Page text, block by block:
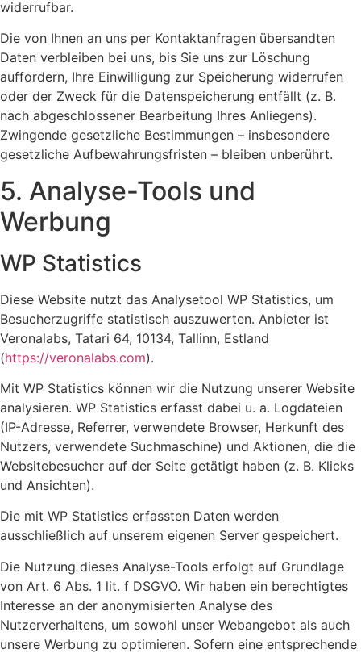
widerrufbar.
Die von Ihnen an uns per Kontaktanfragen übersandten
Daten verbleiben bei uns, bis Sie uns zur Löschung
auffordern, Ihre Einwilligung zur Speicherung widerrufen
oder der Zweck für die Datenspeicherung entfällt (z. B.
nach abgeschlossener Bearbeitung Ihres Anliegens).
Zwingende gesetzliche Bestimmungen – insbesondere
gesetzliche Aufbewahrungsfristen – bleiben unberührt.
5. Analyse-Tools und
Werbung
WP Statistics
Diese Website nutzt das Analysetool WP Statistics, um
Besucherzugriffe statistisch auszuwerten. Anbieter ist
Veronalabs, Tatari 64, 10134, Tallinn, Estland
(https://veronalabs.com).
Mit WP Statistics können wir die Nutzung unserer Website
analysieren. WP Statistics erfasst dabei u. a. Logdateien
(IP-Adresse, Referrer, verwendete Browser, Herkunft des
Nutzers, verwendete Suchmaschine) und Aktionen, die die
Websitebesucher auf der Seite getätigt haben (z. B. Klicks
und Ansichten).
Die mit WP Statistics erfassten Daten werden
ausschließlich auf unserem eigenen Server gespeichert.
Die Nutzung dieses Analyse-Tools erfolgt auf Grundlage
von Art. 6 Abs. 1 lit. f DSGVO. Wir haben ein berechtigtes
Interesse an der anonymisierten Analyse des
Nutzerverhaltens, um sowohl unser Webangebot als auch
unsere Werbung zu optimieren. Sofern eine entsprechende